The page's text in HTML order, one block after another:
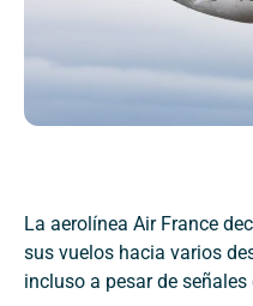
La aerolínea Air France
sus vuelos hacia varios
incluso a pesar de